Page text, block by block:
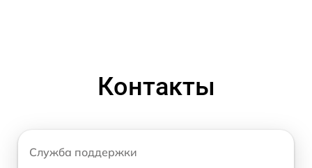
Контакты
Служба поддержки